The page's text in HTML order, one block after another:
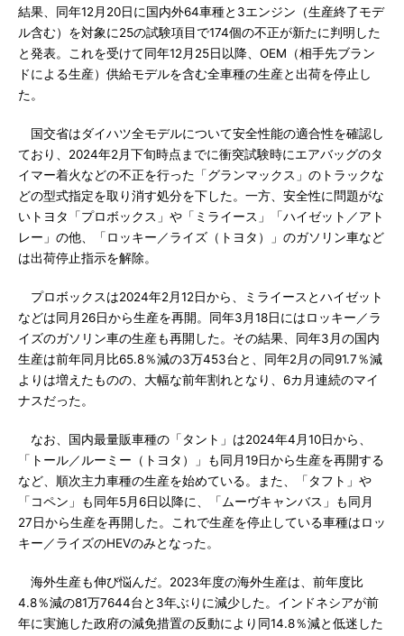
結果、同年12月20日に国内外64車種と3エンジン（生産終了モデ
ル含む）を対象に25の試験項目で174個の不正が新たに判明した
と発表。これを受けて同年12月25日以降、OEM（相手先ブラン
ドによる生産）供給モデルを含む全車種の生産と出荷を停止し
た。
国交省はダイハツ全モデルについて安全性能の適合性を確認し
ており、2024年2月下旬時点までに衝突試験時にエアバッグのタ
イマー着火などの不正を行った「グランマックス」のトラックな
どの型式指定を取り消す処分を下した。一方、安全性に問題がな
いトヨタ「プロボックス」や「ミライース」「ハイゼット／アト
レー」の他、「ロッキー／ライズ（トヨタ）」のガソリン車など
は出荷停止指示を解除。
プロボックスは2024年2月12日から、ミライースとハイゼット
などは同月26日から生産を再開。同年3月18日にはロッキー／ラ
イズのガソリン車の生産も再開した。その結果、同年3月の国内
生産は前年同月比65.8％減の3万453台と、同年2月の同91.7％減
よりは増えたものの、大幅な前年割れとなり、6カ月連続のマイ
ナスだった。
なお、国内最量販車種の「タント」は2024年4月10日から、
「トール／ルーミー（トヨタ）」も同月19日から生産を再開する
など、順次主力車種の生産を始めている。また、「タフト」や
「コペン」も同年5月6日以降に、「ムーヴキャンバス」も同月
27日から生産を再開した。これで生産を停止している車種はロッ
キー／ライズのHEVのみとなった。
海外生産も伸び悩んだ。2023年度の海外生産は、前年度比
4.8％減の81万7644台と3年ぶりに減少した。インドネシアが前
年に実施した政府の減免措置の反動により同14.8％減と低迷した